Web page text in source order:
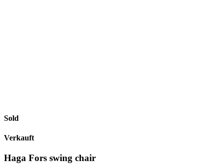
Sold
Verkauft
Haga Fors swing chair